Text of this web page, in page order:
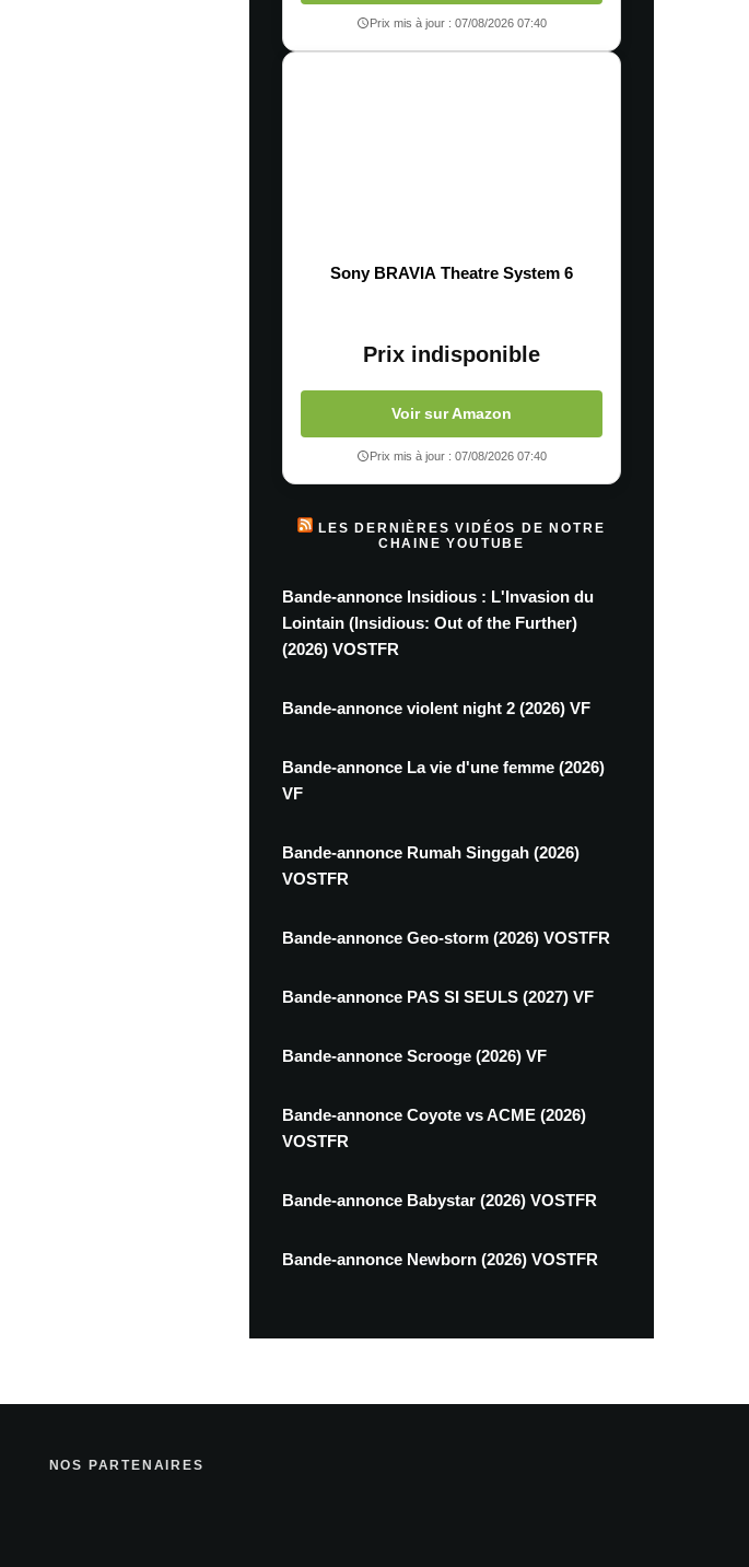
Prix mis à jour : 07/08/2026 07:40
Sony BRAVIA Theatre System 6
Prix indisponible
Voir sur Amazon
Prix mis à jour : 07/08/2026 07:40
LES DERNIÈRES VIDÉOS DE NOTRE
CHAINE YOUTUBE
Bande-annonce Insidious : L'Invasion du
Lointain (Insidious: Out of the Further)
(2026) VOSTFR
Bande-annonce violent night 2 (2026) VF
Bande-annonce La vie d'une femme (2026)
VF
Bande-annonce Rumah Singgah (2026)
VOSTFR
Bande-annonce Geo-storm (2026) VOSTFR
Bande-annonce PAS SI SEULS (2027) VF
Bande-annonce Scrooge (2026) VF
Bande-annonce Coyote vs ACME (2026)
VOSTFR
Bande-annonce Babystar (2026) VOSTFR
Bande-annonce Newborn (2026) VOSTFR
NOS PARTENAIRES